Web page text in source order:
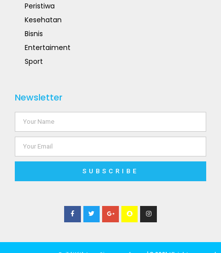
Peristiwa
Kesehatan
Bisnis
Entertaiment
Sport
Newsletter
SUBSCRIBE